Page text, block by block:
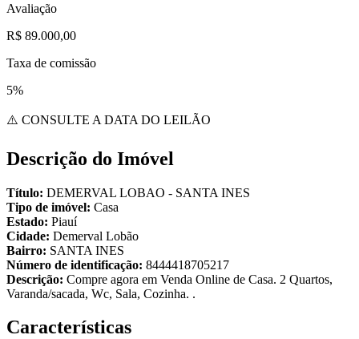
Avaliação
R$ 89.000,00
Taxa de comissão
5%
⚠️ CONSULTE A DATA DO LEILÃO
Descrição do Imóvel
Título: DEMERVAL LOBAO - SANTA INES
Tipo de imóvel: Casa
Estado: Piauí
Cidade: Demerval Lobão
Bairro: SANTA INES
Número de identificação: 8444418705217
Descrição: Compre agora em Venda Online de Casa. 2 Quartos,
Varanda/sacada, Wc, Sala, Cozinha. .
Características